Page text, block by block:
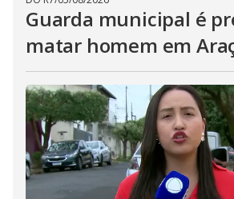
Guarda municipal é
matar homem em